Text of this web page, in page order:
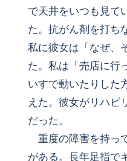
で天井をいつも見て
た。抗がん剤を打ち
私に彼女は「なぜ、
た。私は「売店に行
いすで動いたりした
えた。彼女がリハビ
だった。
重度の障害を持っ
がある。長年足指で